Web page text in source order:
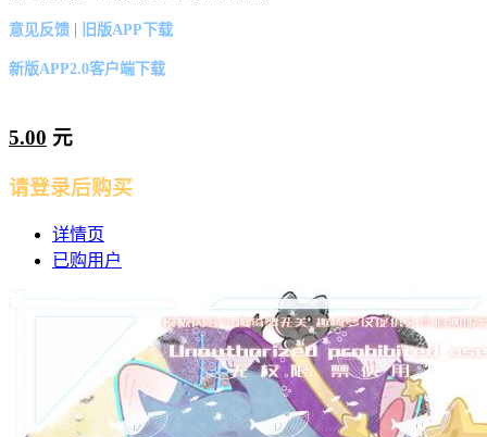
意见反馈 | 旧版APP下载
新版APP2.0客户端下载
5.00 元
请登录后购买
详情页
已购用户